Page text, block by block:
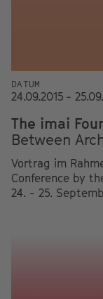
DATUM
24.09.2015 -
The imai
Between
Vortrag im
Conference by
24. - 25.